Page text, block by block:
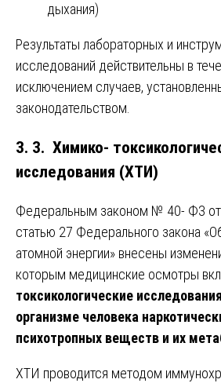
дыхания)
Результаты лабораторных и
исследований действительны в
исключением случаев,
законодательством.
3. 3. Химико-
исследования (ХТИ)
Федеральным законом № 40- ФЗ от
статью 27 Федерального закона
атомной энергии» внесены
которым медицинские осмотры
токсикологические
организме человека
психотропных веществ и их
ХТИ проводится методом